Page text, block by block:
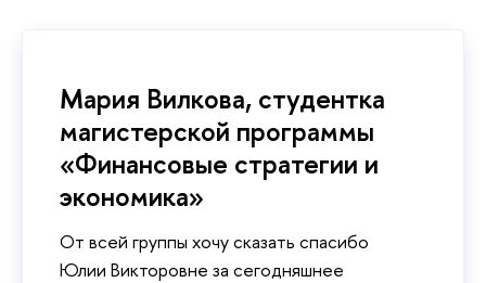
Мария Вилкова, студентка
магистерской программы
«Финансовые стратегии и
экономика»
От всей группы хочу сказать спасибо
Юлии Викторовне за сегодняшнее